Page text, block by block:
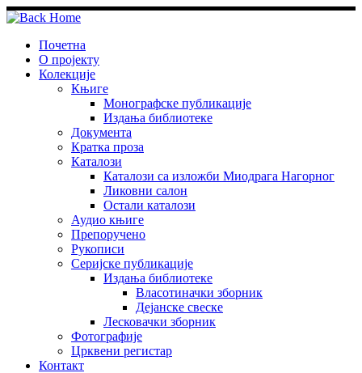
Skip
to
contentПочетна
О пројекту
Колекције
Књиге
Монографске публикације
Издања библиотеке
Документа
Кратка проза
Каталози
Каталози са изложби Миодрага Нагорног
Ликовни салон
Остали каталози
Аудио књиге
Препоручено
Рукописи
Серијске публикације
Издања библиотеке
Власотиначки зборник
Дејанске свеске
Лесковачки зборник
Фотографије
Црквени регистар
Контакт